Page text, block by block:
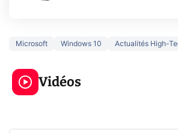
Microsoft Windows 10 Actualités High-
Vidéos
319€ ? Voici L'AOC
CQ32G4ZA !